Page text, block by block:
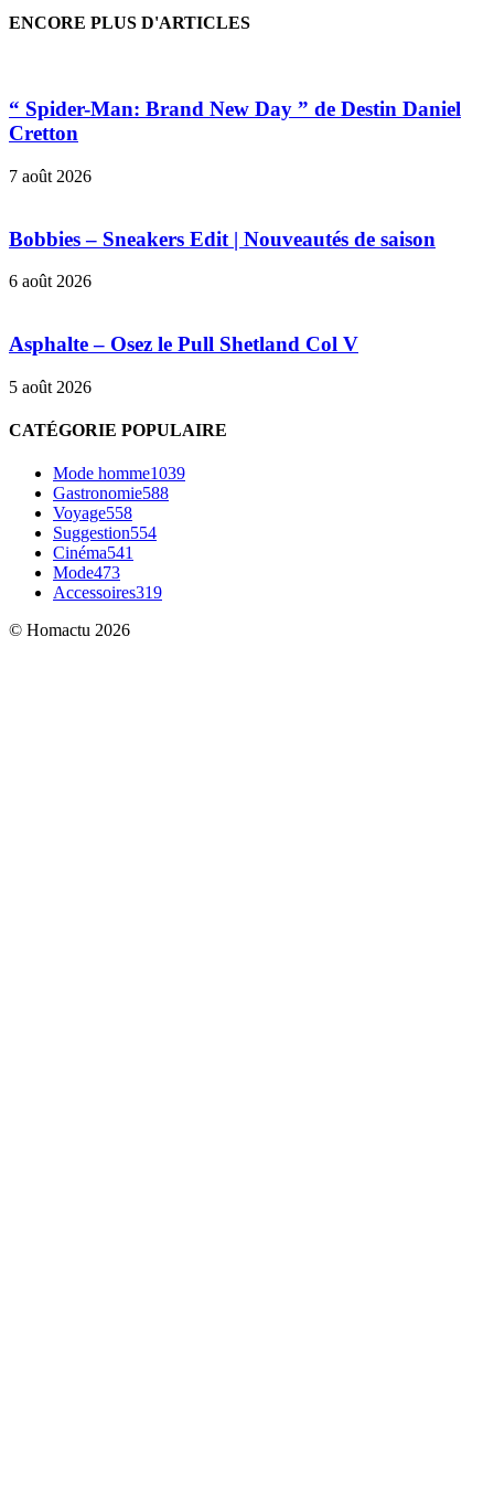
ENCORE PLUS D'ARTICLES
“ Spider-Man: Brand New Day ” de Destin Daniel
Cretton
7 août 2026
Bobbies – Sneakers Edit | Nouveautés de saison
6 août 2026
Asphalte – Osez le Pull Shetland Col V
5 août 2026
CATÉGORIE POPULAIRE
Mode homme1039
Gastronomie588
Voyage558
Suggestion554
Cinéma541
Mode473
Accessoires319
© Homactu 2026